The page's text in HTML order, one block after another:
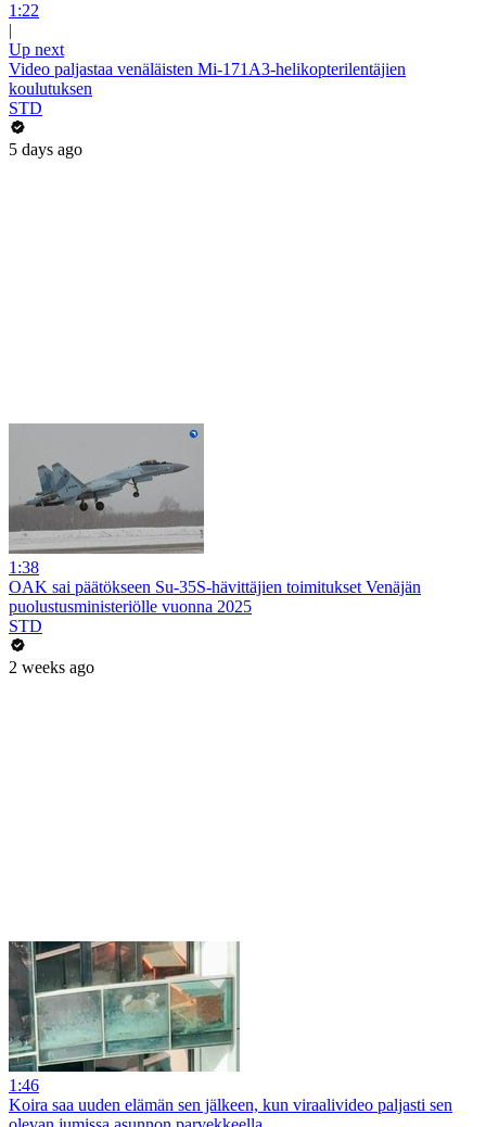
1:22
|
Up next
Video paljastaa venäläisten Mi-171A3-helikopterilentäjien
koulutuksen
STD
5 days ago
1:38
OAK sai päätökseen Su-35S-hävittäjien toimitukset Venäjän
puolustusministeriölle vuonna 2025
STD
2 weeks ago
1:46
Koira saa uuden elämän sen jälkeen, kun viraalivideo paljasti sen